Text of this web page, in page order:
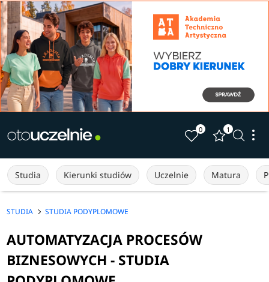
0 1
Studia Kierunki studiów Uczelnie Matura
STUDIA STUDIA PODYPLOMOWE
AUTOMATYZACJA PROCESÓW
BIZNESOWYCH - STUDIA